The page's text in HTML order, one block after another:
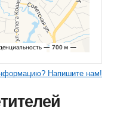
Напишите нам!